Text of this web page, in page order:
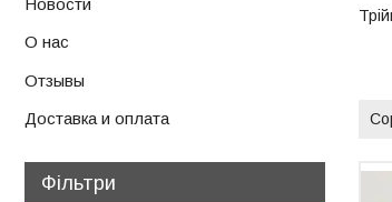
Новости
О нас
Отзывы
Доставка и оплата
Фільтри